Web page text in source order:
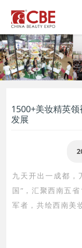
1500+美妆精英
发展
九天开出一成都，
国”，汇聚西南五
军者，共绘西南美